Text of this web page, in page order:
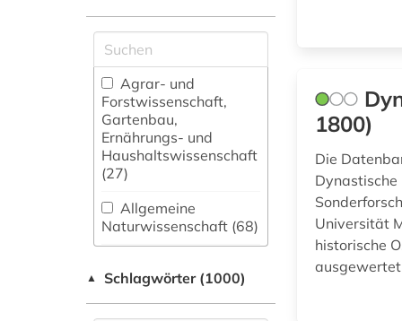
Agrar- und
Forstwissenschaft,
Gartenbau,
Ernährungs- und
Haushaltswissenschaft
(27)
Allgemeine
Naturwissenschaft (68)
fachübergreifende
▲ Schlagwörter (1000)
1800)
Die
Dynastische
Universität
historische